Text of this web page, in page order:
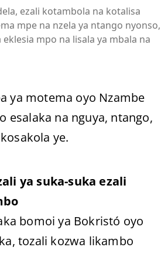
ezali kotambola na kotalisa
mpe na nzela ya ntango nyonso,
mpo na lisala ya mbala na
ya motema oyo Nzambe
esalaka na nguya, ntango,
ye.
ya suka-suka ezali
bomoi ya Bokristó oyo
tozali kozwa likambo